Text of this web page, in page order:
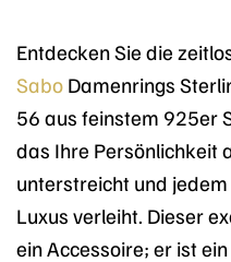
Entdecken Sie die
Sabo Damenrings
56 aus feinstem 925er
das Ihre Persönlichkeit
unterstreicht und
Luxus verleiht. Dieser
ein Accessoire; er ist